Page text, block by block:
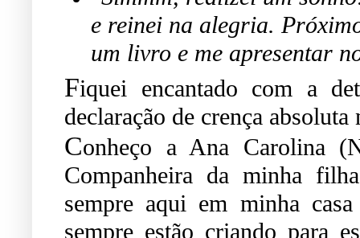
e reinei na alegria.
um livro e me apresentar
Fiquei encantado com a
declaração de crença
Conheço a Ana Carolina
Companheira da minha
sempre aqui em minha
sempre estão criando para